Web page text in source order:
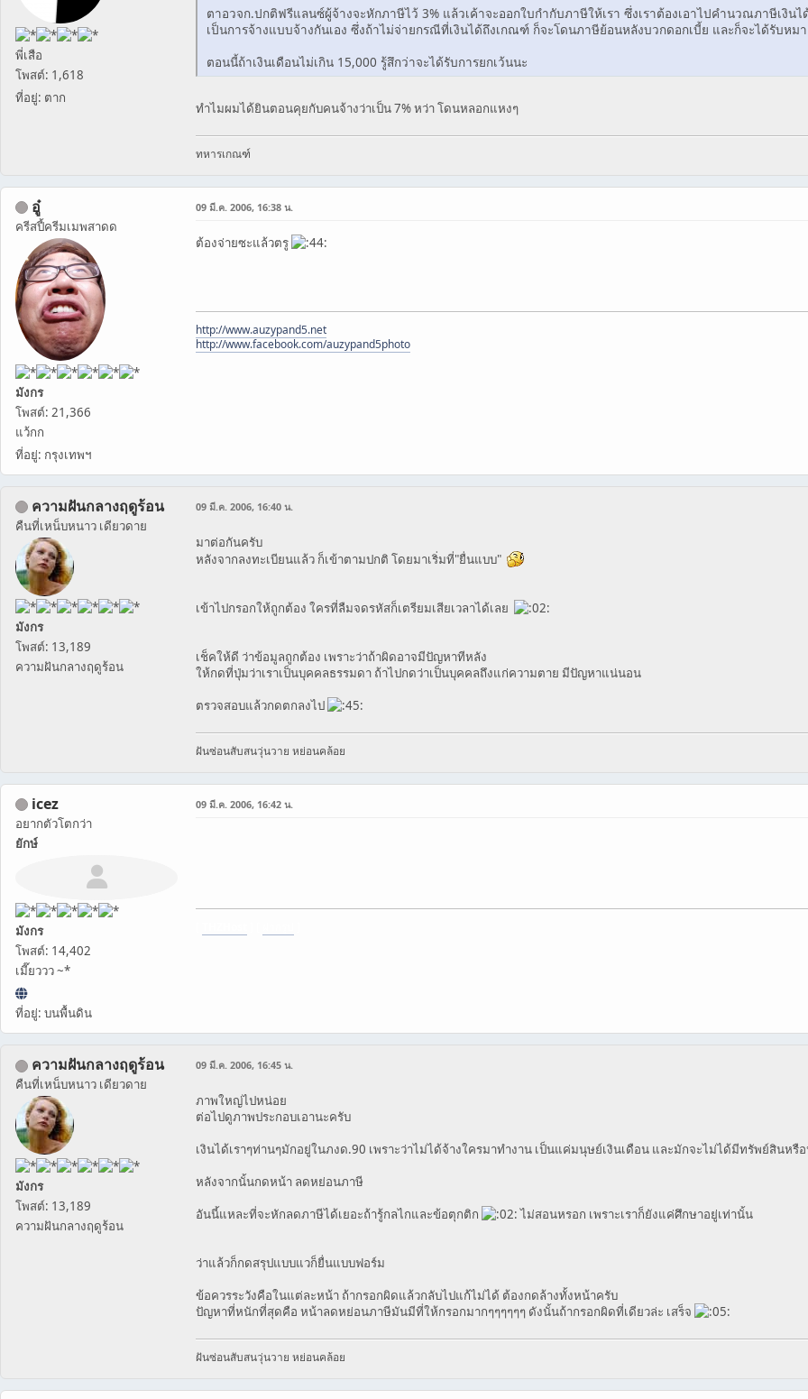
พี่เสือ
โพสต์: 1,618
ที่อยู่: ตาก
ตาอวจก.ปกติฟรีแลนซ์ผู้จ้างจะหักภาษีไว้ 3% แล้วเค้าจะออกใบกำกับภาษีให้เรา ซึ่งเราต้องเอาไปคำนวณภาษีเงิน
เป็นการจ้างแบบจ้างกันเอง ซึ่งถ้าไม่จ่ายกรณีที่เงินได้ถึงเกณฑ์ ก็จะโดนภาษีย้อนหลังบวกดอกเบี้ย และก็จะได้รับ
ตอนนี้ถ้าเงินเดือนไม่เกิน 15,000 รู้สึกว่าจะได้รับการยกเว้นนะ
ทำไมผมได้ยินตอนคุยกับคนจ้างว่าเป็น 7% หว่า โดนหลอกแหงๆ
ทหารเกณฑ์
อู๋
ครีสปี้ครีมเมพสาดด
มังกร
โพสต์: 21,366
แว้กก
ที่อยู่: กรุงเทพฯ
09 มี.ค. 2006, 16:38 น.
ต้องจ่ายซะแล้วตรู
http://www.auzypand5.net
http://www.facebook.com/auzypand5photo
ความฝันกลางฤดูร้อน
คืนที่เหน็บหนาว เดียวดาย
มังกร
โพสต์: 13,189
ความฝันกลางฤดูร้อน
09 มี.ค. 2006, 16:40 น.
มาต่อกันครับ
หลังจากลงทะเบียนแล้ว ก็เข้าตามปกติ โดยมาเริ่มที่"ยื่นแบบ"
เข้าไปกรอกให้ถูกต้อง ใครที่ลืมจดรหัสก็เตรียมเสียเวลาได้เลย
เช็คให้ดี ว่าข้อมูลถูกต้อง เพราะว่าถ้าผิดอาจมีปัญหาทีหลัง
ให้กดที่ปุ่มว่าเราเป็นบุคคลธรรมดา ถ้าไปกดว่าเป็นบุคคลถึงแก่ความตาย มีปัญหาแน่นอน
ตรวจสอบแล้วกดตกลงไป
ฝันซ่อนสับสนวุ่นวาย หย่อนคล้อย
icez
อยากตัวโตกว่า
ยักษ์
มังกร
โพสต์: 14,402
เมี๊ยววว ~*
ที่อยู่: บนพื้นดิน
09 มี.ค. 2006, 16:42 น.
ความฝันกลางฤดูร้อน
คืนที่เหน็บหนาว เดียวดาย
มังกร
โพสต์: 13,189
ความฝันกลางฤดูร้อน
09 มี.ค. 2006, 16:45 น.
ภาพใหญ่ไปหน่อย
ต่อไปดูภาพประกอบเอานะครับ
เงินได้เราๆท่านๆมักอยู่ในภงด.90 เพราะว่าไม่ได้จ้างใครมาทำงาน เป็นแค่มนุษย์เงินเดือน และมักจะไม่ได้มีทรัพย์สินหรื
หลังจากนั้นกดหน้า ลดหย่อนภาษี
อันนี้แหละที่จะหักลดภาษีได้เยอะถ้ารู้กลไกและข้อตุกติก
ไม่สอนหรอก เพราะเราก็ยังแค่ศึกษาอยู่เท่านั้น
ว่าแล้วก็กดสรุปแบบแวก็ยื่นแบบฟอร์ม
ข้อควรระวังคือในแต่ละหน้า ถ้ากรอกผิดแล้วกลับไปแก้ไม่ได้ ต้องกดล้างทั้งหน้าครับ
ปัญหาที่หนักที่สุดคือ หน้าลดหย่อนภาษีมันมีที่ให้กรอกมากๆๆๆๆๆๆ ดังนั้นถ้ากรอกผิดที่เดียวล่ะ เสร็จ
ฝันซ่อนสับสนวุ่นวาย หย่อนคล้อย